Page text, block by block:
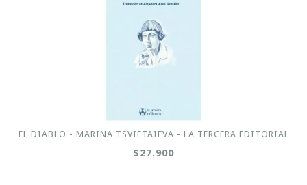
EL DIABLO - MARINA TSVIETAIEVA - LA TERCERA EDITORIAL
$27.900